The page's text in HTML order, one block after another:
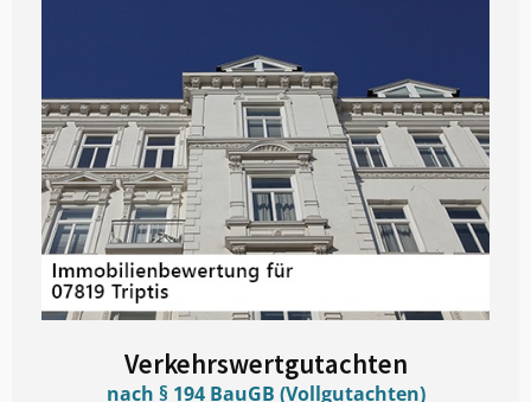
Verkehrswertgutachten
nach § 194 BauGB (Vollgutachten)